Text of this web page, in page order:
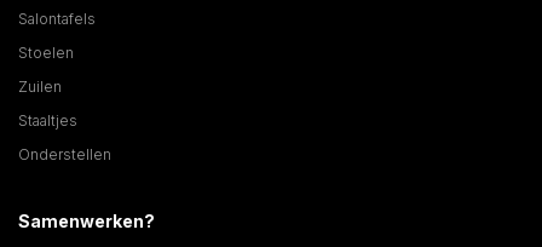
Salontafels
Stoelen
Zuilen
Staaltjes
Onderstellen
Samenwerken?